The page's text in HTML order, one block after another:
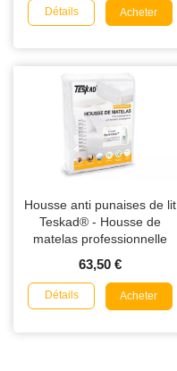
Détails Acheter
Housse anti punaises de lit
Teskad® - Housse de
matelas professionnelle
63,50 €
Détails Acheter